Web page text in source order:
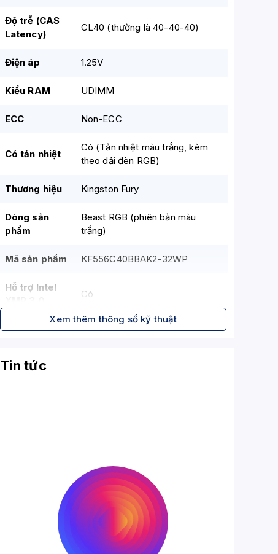
Độ trễ (CAS
Latency)
CL40 (thường là 40-40-40)
Điện áp 1.25V
Kiểu RAM UDIMM
ECC Non-ECC
Có tản nhiệt
Có (Tản nhiệt màu trắng, kèm
theo dải đèn RGB)
Thương hiệu Kingston Fury
Dòng sản
phẩm
Beast RGB (phiên bản màu
trắng)
Mã sản phẩm KF556C40BBAK2-32WP
Hỗ trợ Intel
Có
Mục đích sử
Xem thêm thông số kỹ thuật
Tin tức